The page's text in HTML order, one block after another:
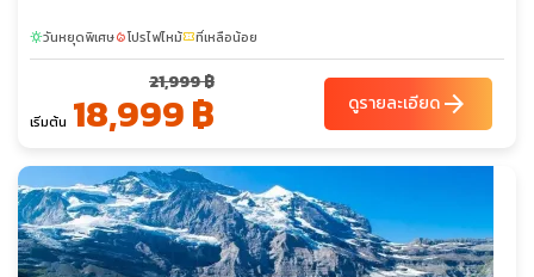
sunnyวันหยุดพิเศษlocal_fire_departmentโปรไฟไหม้confirmation_numberที่เหลือน้อย
เริ่มต้น
21,999 ฿
18,999 ฿ ดูรายละเอียดarrow_forward